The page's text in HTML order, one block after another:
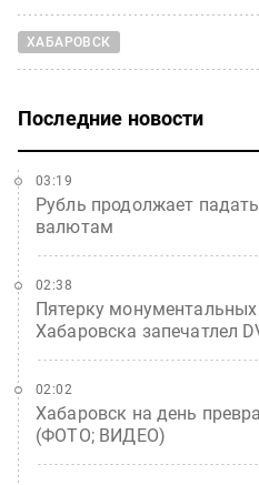
ХАБАРОВСК
Последние новости
Рубль продолжает
валютам
03:19
Пятерку
Хабаровска запечатлел
02:38
Хабаровск на день
(ФОТО; ВИДЕО)
02:02